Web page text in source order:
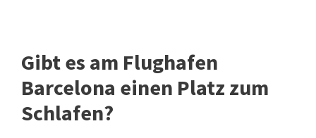
Gibt es am Flughafen
Barcelona einen Platz zum
Schlafen?